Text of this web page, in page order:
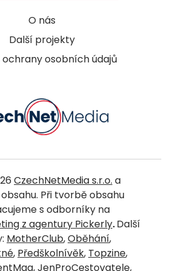
O nás
Další projekty
ochrany osobních údajů
CzechNetMedia s.r.o. a
Při tvorbě obsahu
s odborníky na
z agentury Pickerly.Další
MotherClub,Oběhání,
, Předškolnívěk, Topzine,
,JenProCestovatele,